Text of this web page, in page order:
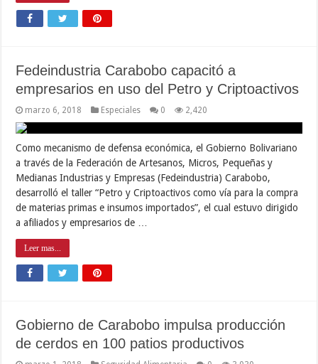
Fedeindustria Carabobo capacitó a
empresarios en uso del Petro y Criptoactivos
marzo 6, 2018 Especiales 0 2,420
Como mecanismo de defensa económica, el Gobierno Bolivariano
a través de la Federación de Artesanos, Micros, Pequeñas y
Medianas Industrias y Empresas (Fedeindustria) Carabobo,
desarrolló el taller “Petro y Criptoactivos como vía para la compra
de materias primas e insumos importados”, el cual estuvo dirigido
a afiliados y empresarios de …
Leer mas...
Gobierno de Carabobo impulsa producción
de cerdos en 100 patios productivos